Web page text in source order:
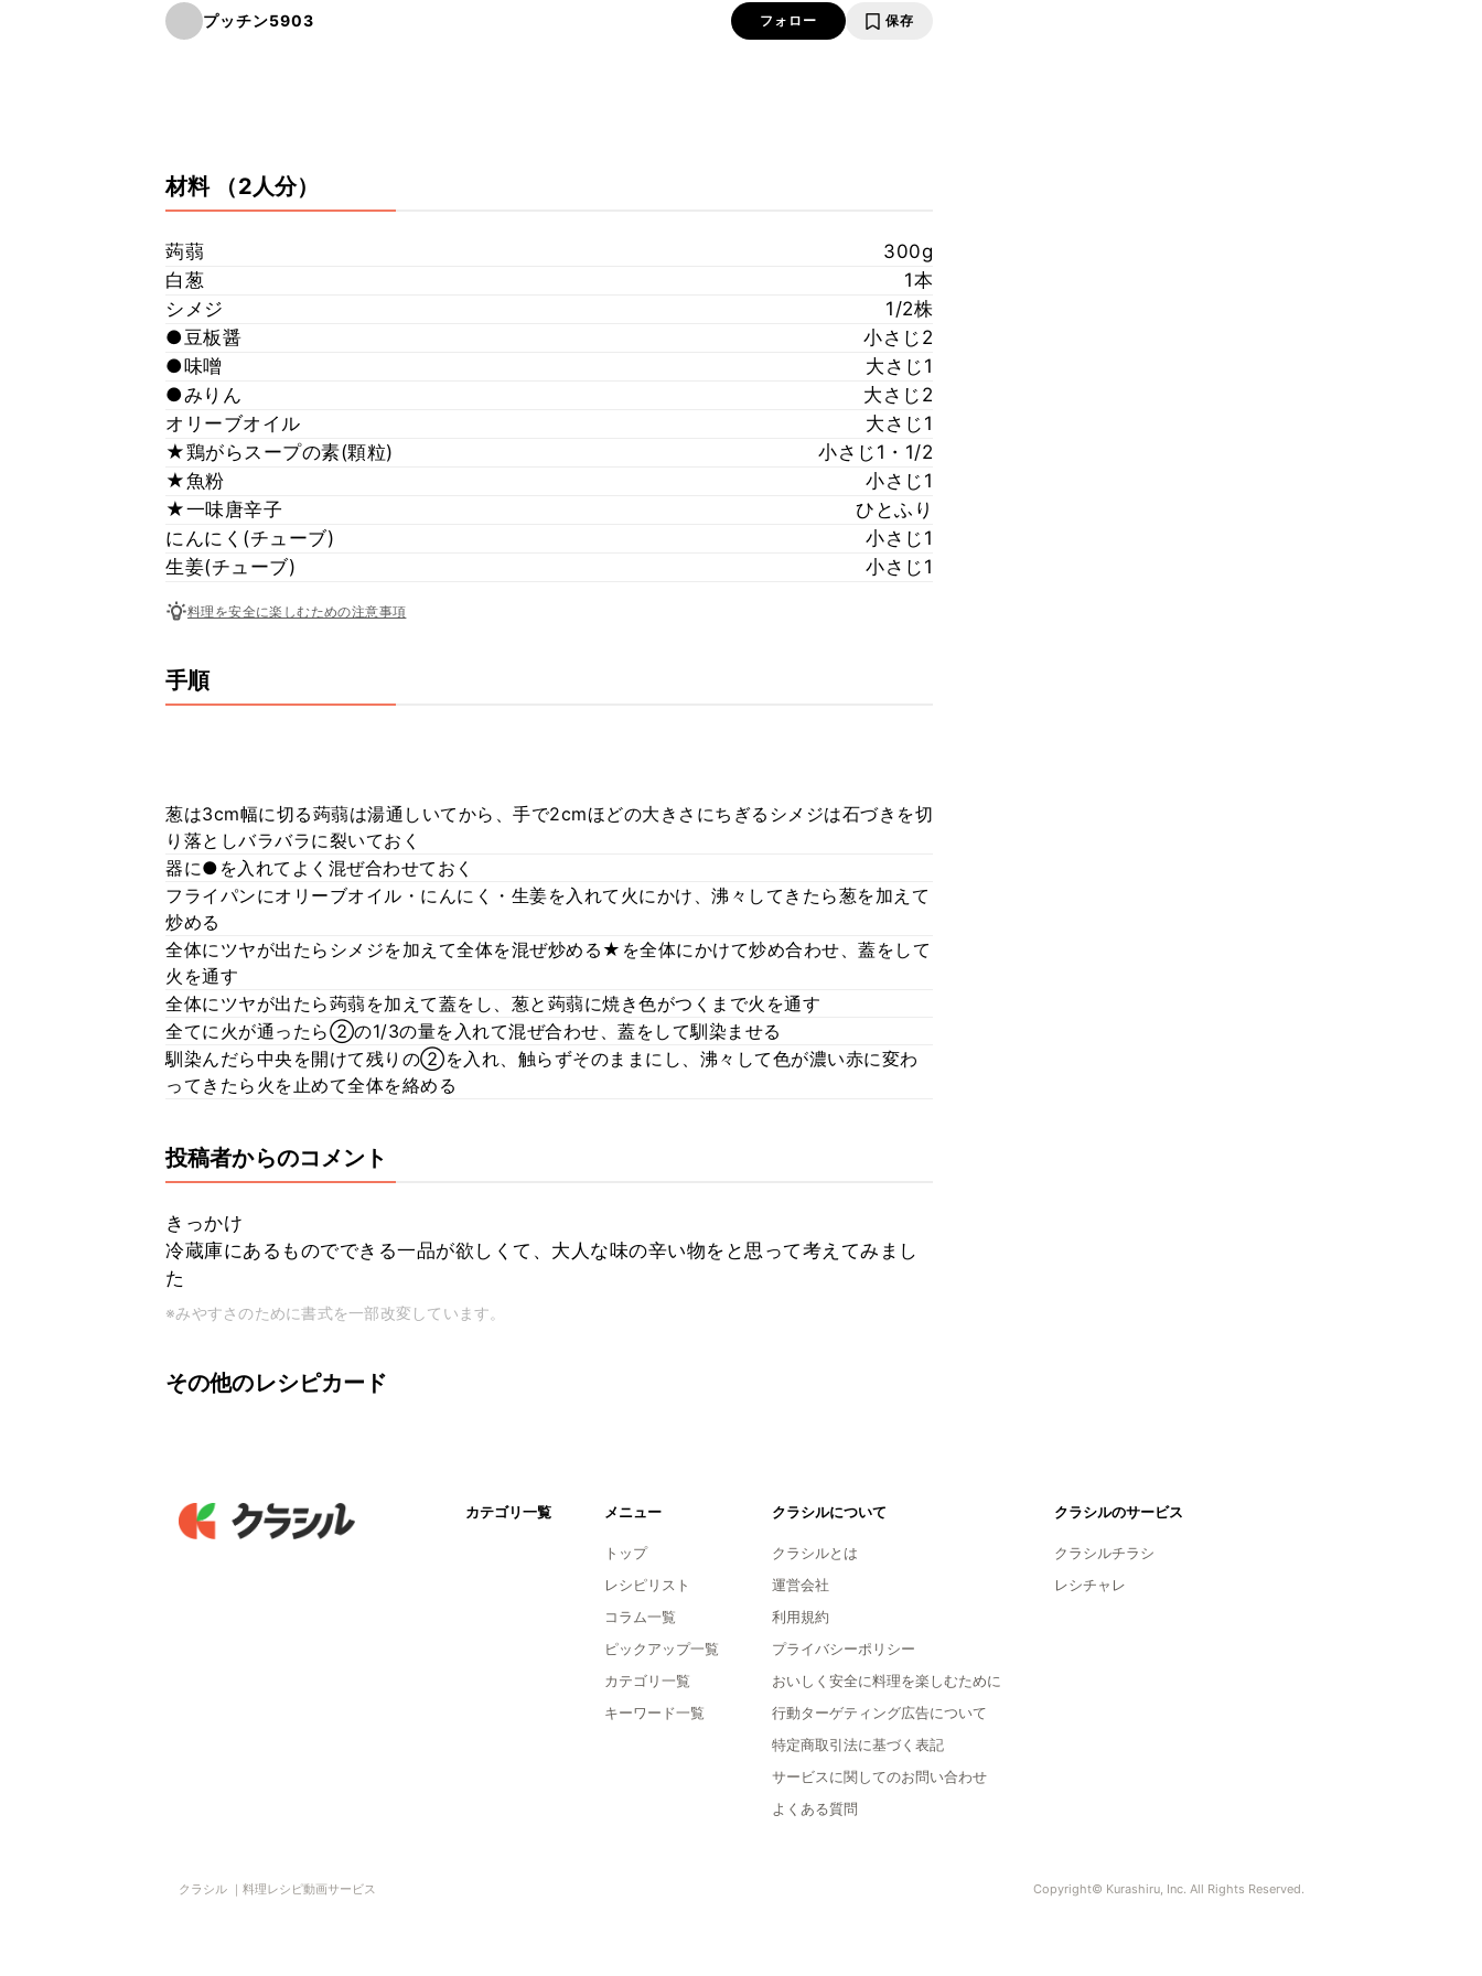
プッチン5903 フォロー 保存
材料 （2人分）
蒟蒻
300g
白葱
1本
シメジ
1/2株
●豆板醤
小さじ2
●味噌
大さじ1
●みりん
大さじ2
オリーブオイル
大さじ1
★鶏がらスープの素(顆粒)
小さじ1・1/2
★魚粉
小さじ1
★一味唐辛子
ひとふり
にんにく(チューブ)
小さじ1
生姜(チューブ)
小さじ1
料理を安全に楽しむための注意事項
手順
葱は3cm幅に切る蒟蒻は湯通しいてから、手で2cmほどの大きさにちぎるシメジは石づきを切
り落としバラバラに裂いておく
器に●を入れてよく混ぜ合わせておく
フライパンにオリーブオイル・にんにく・生姜を入れて火にかけ、沸々してきたら葱を加えて
炒める
全体にツヤが出たらシメジを加えて全体を混ぜ炒める★を全体にかけて炒め合わせ、蓋をして
火を通す
全体にツヤが出たら蒟蒻を加えて蓋をし、葱と蒟蒻に焼き色がつくまで火を通す
全てに火が通ったら②の1/3の量を入れて混ぜ合わせ、蓋をして馴染ませる
馴染んだら中央を開けて残りの②を入れ、触らずそのままにし、沸々して色が濃い赤に変わ
ってきたら火を止めて全体を絡める
投稿者からのコメント
きっかけ
冷蔵庫にあるものでできる一品が欲しくて、大人な味の辛い物をと思って考えてみまし
た
※みやすさのために書式を一部改変しています。
その他のレシピカード
カテゴリ一覧 メニュー
トップ
レシピリスト
コラム一覧
ピックアップ一覧
カテゴリ一覧
キーワード一覧
クラシルについて
クラシルとは
運営会社
利用規約
プライバシーポリシー
おいしく安全に料理を楽しむために
行動ターゲティング広告について
特定商取引法に基づく表記
サービスに関してのお問い合わせ
よくある質問
クラシルのサービス
クラシルチラシ
レシチャレ
クラシル ｜料理レシピ動画サービス Copyright© Kurashiru, Inc. All Rights Reserved.